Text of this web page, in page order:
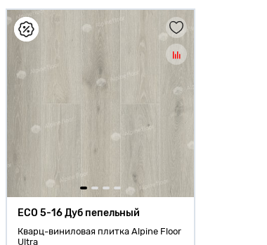
ECO 5-16 Дуб пепельный
Кварц-виниловая плитка Alpine Floor
Ultra